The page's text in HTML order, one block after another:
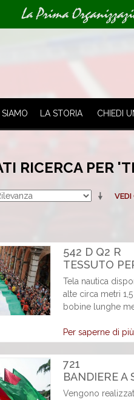
La Prima
SIAMO LA STORIA CHIEDI
RICERCA PER
VEDI
542 D Q2 R
TESSUTO
Tela nautica
alte circa metri
bobine lunghe
Per saperne di più
721
BANDIERE A
Vengono